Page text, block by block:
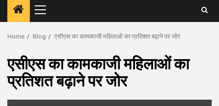
Primary
Menu
Home Blog एसीएस का कामकाजी महिलाओं का प्रतिशत बढ़ाने पर जोर
एसीएस का कामकाजी महिलाओं का
प्रतिशत बढ़ाने पर जोर